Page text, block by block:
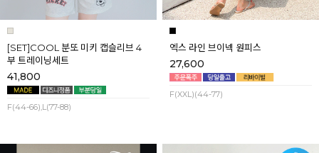
[SET]COOL 분또 미키 캡슬리브 4
부 트레이닝세트
41,800
F(44-66),L(77-88)
엑스 라인 브이넥 원피스
27,600
F(XXL)(44-77)